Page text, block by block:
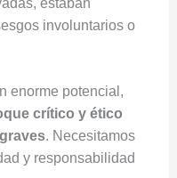
involuntarios o
enorme potencial,
crítico y ético
. Necesitamos
y responsabilidad